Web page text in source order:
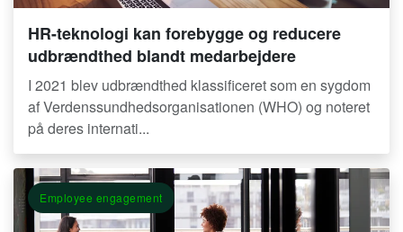
HR-teknologi kan forebygge og reducere
udbrændthed blandt medarbejdere
I 2021 blev udbrændthed klassificeret som en sygdom
af Verdenssundhedsorganisationen (WHO) og noteret
på deres internati...
Employee engagement